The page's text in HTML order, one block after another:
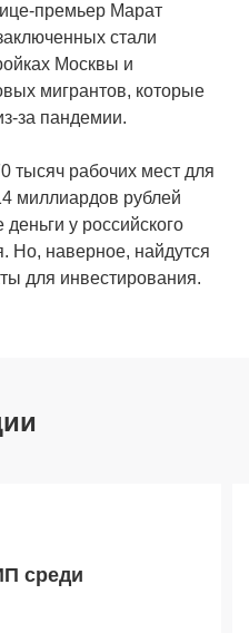
премьер Марат
стали
Москвы и
мигрантов, которые
за пандемии.
тысяч рабочих мест для
миллиардов рублей
у российского
Но, наверное, найдутся
для инвестирования.
среди